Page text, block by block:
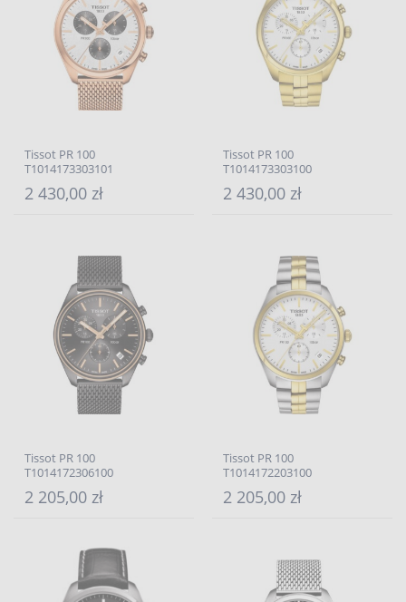
Tissot PR 100
T1014173303101
2 430,00 zł
Tissot PR 100
T1014173303100
2 430,00 zł
Tissot PR 100
T1014172306100
2 205,00 zł
Tissot PR 100
T1014172203100
2 205,00 zł